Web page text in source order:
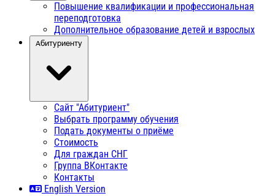
Повышение квалификации и профессиональная
переподготовка
Дополнительное образование детей и взрослых
Абитуриенту
Сайт "Абитуриент"
Выбрать программу обучения
Подать документы о приёме
Стоимость
Для граждан СНГ
Группа ВКонтакте
Контакты
English Version